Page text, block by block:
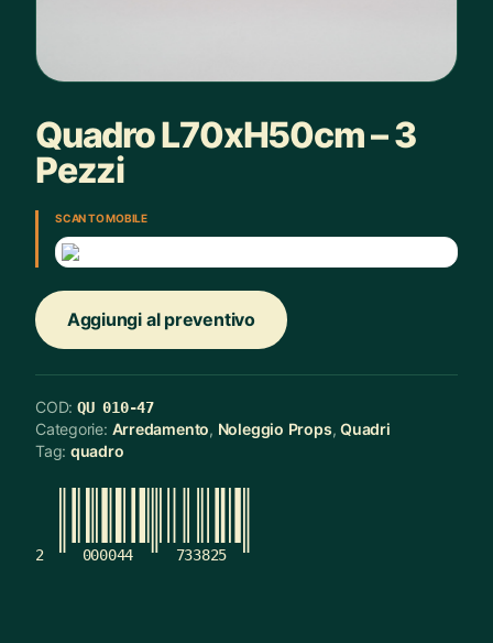
Quadro L70xH50cm – 3
Pezzi
SCAN TO MOBILE
Aggiungi al preventivo
COD: QU 010-47
Categorie: Arredamento, Noleggio Props,Quadri
Tag: quadro
2 000044 733825